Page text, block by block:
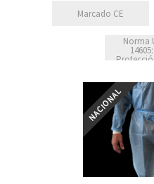
Marcado CE
Norma